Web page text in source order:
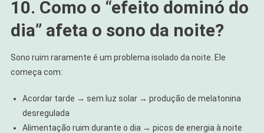
10. Como o “efeito dominó do
dia” afeta o sono da noite?
Sono ruim raramente é um problema isolado da noite. Ele
começa com:
Acordar tarde → sem luz solar → produção de melatonina
desregulada
Alimentação ruim durante o dia → picos de energia à noite